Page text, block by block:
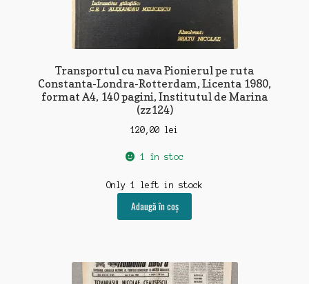
Transportul cu nava Pionierul pe ruta
Constanta-Londra-Rotterdam, Licenta 1980,
format A4, 140 pagini, Institutul de Marina
(zz124)
120,00 lei
1 în stoc
Only 1 left in stock
Adaugă în coș